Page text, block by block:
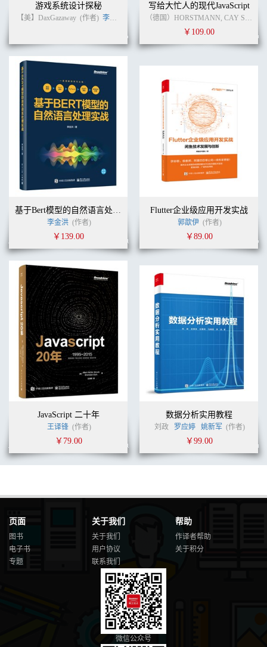
游戏系统设计探秘
【美】DaxGazaway (作者) 李天颀 (译者)
写给大忙人的现代JavaScript
￥109.00
李金洪 (作者)
￥139.00
Flutter企业级应用开发实战
郭歆伊 (作者)
￥89.00
JavaScript 二十年
王译锋 (作者)
￥79.00
数据分析实用教程
刘政 罗应婷 姚新军 (作者)
￥99.00
页面
图书
电子书
专题
关于我们
关于我们
用户协议
联系我们
帮助
作译者帮助
关于积分
微信公众号